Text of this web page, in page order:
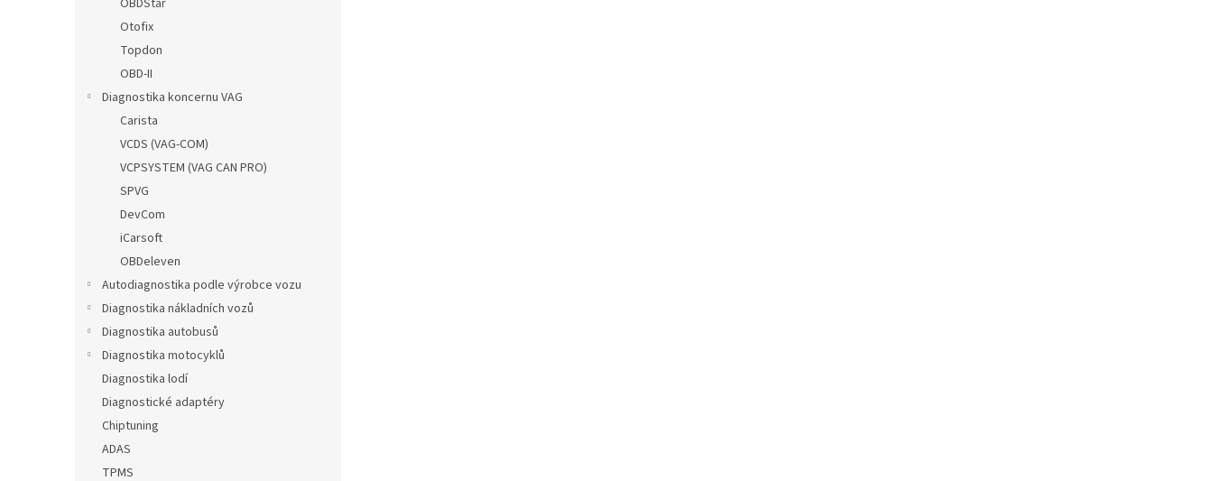
OBDStar
Otofix
Topdon
OBD-II
Diagnostika koncernu VAG
Carista
VCDS (VAG-COM)
VCPSYSTEM (VAG CAN PRO)
SPVG
DevCom
iCarsoft
OBDeleven
Autodiagnostika podle výrobce vozu
Diagnostika nákladních vozů
Diagnostika autobusů
Diagnostika motocyklů
Diagnostika lodí
Diagnostické adaptéry
Chiptuning
ADAS
TPMS